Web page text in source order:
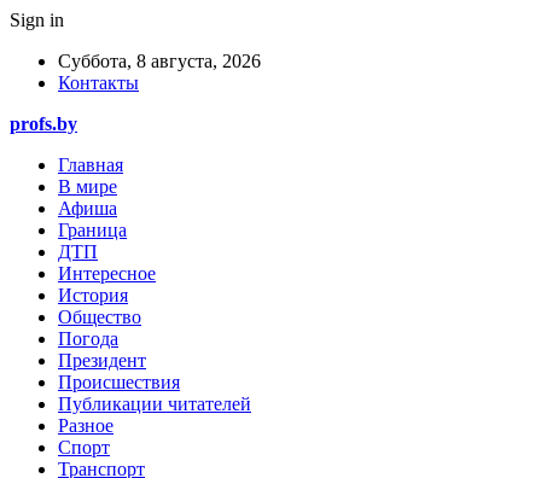
Sign in
Суббота, 8 августа, 2026
Контакты
profs.by
Главная
В мире
Афиша
Граница
ДТП
Интересное
История
Общество
Погода
Президент
Происшествия
Публикации читателей
Разное
Спорт
Транспорт